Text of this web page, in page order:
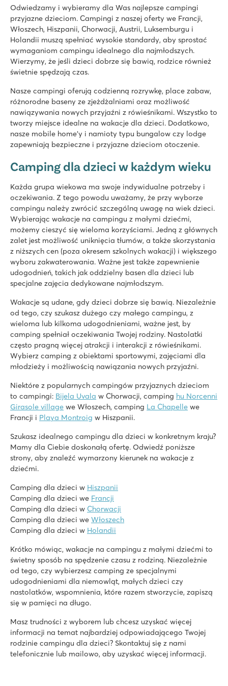
Holandia - - Brabancja Północna - Kaatsheuvel
★ ★ ★
Ogrzewany kryty basen, fajne zjeżdżalnie na świeżym
Piękna lokalizacja w pobliżu wydm Loonse i Drunense
Zaledwie 8 minut jazdy samochodem od parku rozrywki
Valamar Camping Lanterna
Valamar Camping Lanterna
Chorwacja - Chorwackie Wybrzeże - Istria - Poreč
Duży kompleks basenowy z kilkoma zjeżdżalniami
Tętniące życiem centrum campingu
Tylko 20 minut samochodem od przepięknego Poreca!
Marvilla Parks Friese Meren
Marvilla Parks Friese Meren
Holandia - - Fryzja - Lemmer
★ ★ ★
Fantastyczny kryty basen
Przytulna restauracja z ładnym tarasem
W odległości spaceru od Slotermeer
De Schatberg
Holandia - - Limburgia - Sevenum
★ ★ ★ ★
Kryte i zewnętrzne baseny ze zjeżdżalniami oraz jezioro z
Bogaty program rozrywkowy i kryty plac zabaw
hu Eraclea Mare
hu Eraclea Mare
Włochy - Północne Włochy - Wybrzeże Adriatyku - Eraclea Mare
★ ★ ★ ★
Nowość: park wodny ze zjeżdżalniami o powierzchni do 90
Mobile home'y położone w klimatycznej strefie bez
Blisko do słynnej Wenecji, Murano i Burano
Bijela Uvala
Bijela Uvala
Chorwacja - Chorwackie Wybrzeże - Istria - Poreč
★ ★
★
3 kompleksy basenowe z nowymi zjeżdżalniami
Świetne zaplecze gastronomiczne na campingu
Pociąg turystyczny do urokliwej miejscowości Porec
La Croix du Vieux Pont
La Croix du Vieux Pont
Francja - Północna Francja - Pikardia - Berny Rivière
★ ★
Świetny kryty basen z długimi zjeżdżalniami
Domki mobilne znajdują się na przestronnych trawiastych
Odwiedzamy i wybieramy dla Was najlepsze campingi
przyjazne dzieciom. Campingi z naszej oferty we Francji,
Włoszech, Hiszpanii, Chorwacji, Austrii, Luksemburgu i
Holandii muszą spełniać wysokie standardy, aby sprostać
wymaganiom campingu idealnego dla najmłodszych.
Wierzymy, że jeśli dzieci dobrze się bawią, rodzice również
świetnie spędzają czas.
Nasze campingi oferują codzienną rozrywkę, place zabaw,
różnorodne baseny ze zjeżdżalniami oraz możliwość
nawiązywania nowych przyjaźni z rówieśnikami. Wszystko to
tworzy miejsce idealne na wakacje dla dzieci. Dodatkowo,
nasze mobile home'y i namioty typu bungalow czy lodge
zapewniają bezpieczne i przyjazne dzieciom otoczenie.
Camping dla dzieci w każdym wieku
Każda grupa wiekowa ma swoje indywidualne potrzeby i
oczekiwania. Z tego powodu uważamy, że przy wyborze
campingu należy zwrócić szczególną uwagę na wiek dzieci.
Wybierając wakacje na campingu z małymi dziećmi,
możemy cieszyć się wieloma korzyściami. Jedną z głównych
zalet jest możliwość uniknięcia tłumów, a także skorzystania
z niższych cen (poza okresem szkolnych wakacji) i większego
wyboru zakwaterowania. Ważne jest także zapewnienie
udogodnień, takich jak oddzielny basen dla dzieci lub
specjalne zajęcia dedykowane najmłodszym.
Wakacje są udane, gdy dzieci dobrze się bawią. Niezależnie
od tego, czy szukasz dużego czy małego campingu, z
wieloma lub kilkoma udogodnieniami, ważne jest, by
camping spełniał oczekiwania Twojej rodziny. Nastolatki
często pragną więcej atrakcji i interakcji z rówieśnikami.
Wybierz camping z obiektami sportowymi, zajęciami dla
młodzieży i możliwością nawiązania nowych przyjaźni.
Niektóre z popularnych campingów przyjaznych dzieciom
to campingi: Bijela Uvala w Chorwacji, camping hu Norcenni
Girasole village we Włoszech, camping La Chapelle we
Francji i Playa Montroig w Hiszpanii.
Szukasz idealnego campingu dla dzieci w konkretnym kraju?
Mamy dla Ciebie doskonałą ofertę. Odwiedź poniższe
strony, aby znaleźć wymarzony kierunek na wakacje z
dziećmi.
Camping dla dzieci w Hiszpanii
Camping dla dzieci we Francji
Camping dla dzieci w Chorwacji
Camping dla dzieci we Włoszech
Camping dla dzieci w Holandii
Krótko mówiąc, wakacje na campingu z małymi dziećmi to
świetny sposób na spędzenie czasu z rodziną. Niezależnie
od tego, czy wybierzesz camping ze specjalnymi
udogodnieniami dla niemowląt, małych dzieci czy
nastolatków, wspomnienia, które razem stworzycie, zapiszą
się w pamięci na długo.
Masz trudności z wyborem lub chcesz uzyskać więcej
informacji na temat najbardziej odpowiadającego Twojej
rodzinie campingu dla dzieci? Skontaktuj się z nami
telefonicznie lub mailowo, aby uzyskać więcej informacji.